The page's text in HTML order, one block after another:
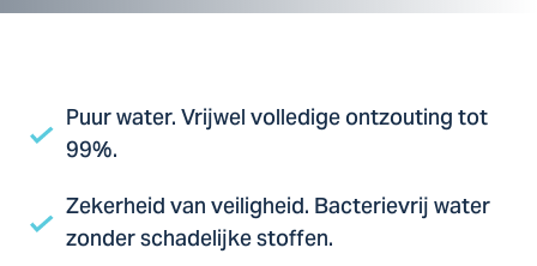
Puur water. Vrijwel volledige ontzouting tot
99%.
Zekerheid van veiligheid. Bacterievrij water
zonder schadelijke stoffen.